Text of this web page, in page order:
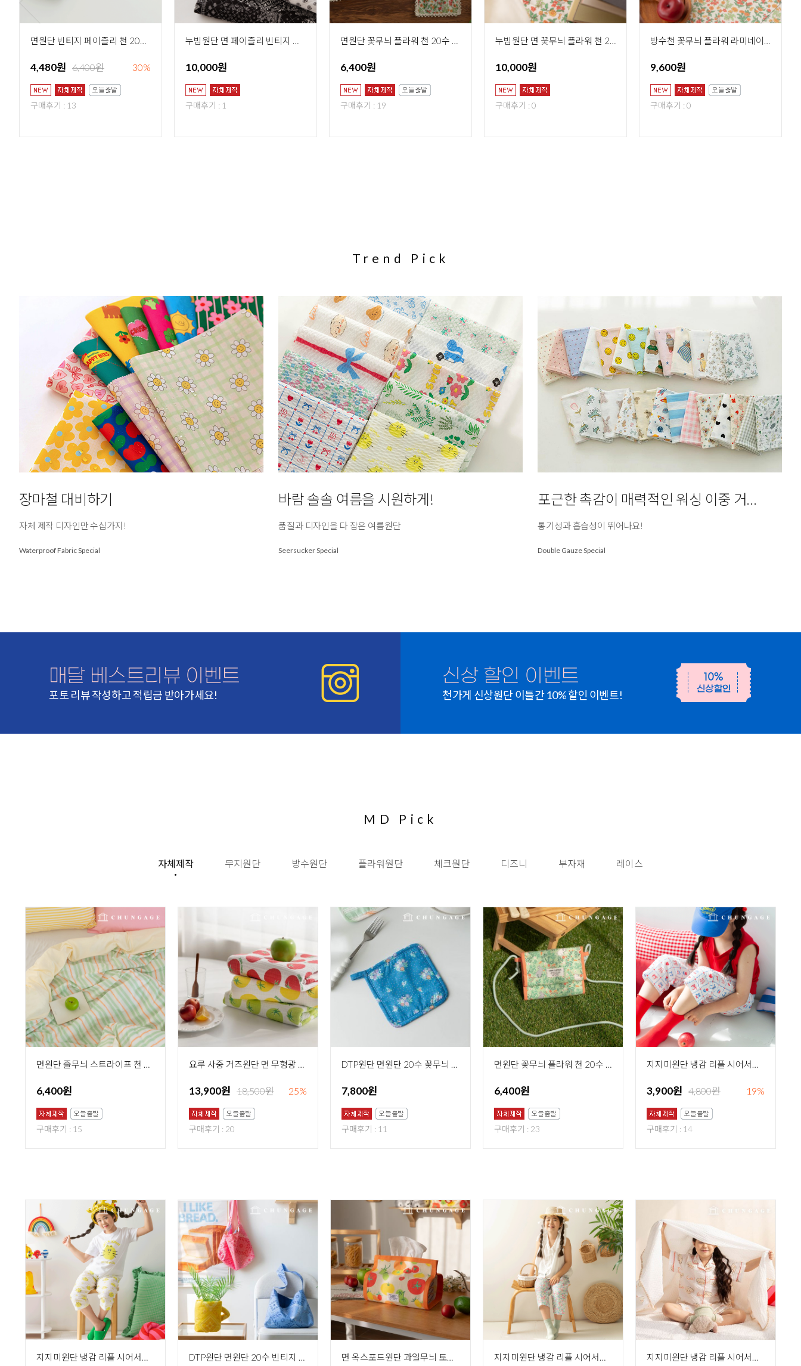
면원단 빈티지 페이즐리 천 20수 페이즐리 믹스 2종
4,480원 6,400원 30%
구매후기 : 13
누빔원단 면 페이즐리 빈티지 천 20수 페이즐리 믹스 2종
10,000원
구매후기 : 1
면원단 꽃무늬 플라워 천 20수 썬릿 가든 445
6,400원
구매후기 : 19
누빔원단 면 꽃무늬 플라워 천 20수 썬릿 가든
10,000원
구매후기 : 0
방수천 꽃무늬 플라워 라미네이트 방수원단 TPU 썬릿 가든
9,600원
구매후기 : 0
Trend Pick
장마철 대비하기
자체 제작 디자인만 수십가지!
Waterproof Fabric Special
바람 솔솔 여름을 시원하게!
품질과 디자인을 다 잡은 여름원단
Seersucker Special
포근한 촉감이 매력적인 워싱 이중 거즈
통기성과 흡습성이 뛰어나요!
Double Gauze Special
매달 베스트리뷰 이벤트
포토 리뷰 작성하고 적립금 받아가세요!
신상 할인 이벤트
천가게 신상원단 이틀간 10% 할인 이벤트!
MD Pick
자체제작 무지원단 방수원단 플라워원단 체크원단 디즈니 부자재 레이스
면원단 줄무늬 스트라이프 천 20수 그린티 스트라이프 444
6,400원
구매후기 : 15
요루 사중 거즈원단 면 무형광 바이오워싱 천 홈메이드 토마토 3종
13,900원 18,500원 25%
구매후기 : 20
DTP원단 면원단 20수 꽃무늬 플라워 천 도티부케 436
7,800원
구매후기 : 11
면원단 꽃무늬 플라워 천 20수 헬로래빗 434
6,400원
구매후기 : 23
지지미원단 냉감 리플 시어서커원단 대폭 꽃무늬 플라워 체리 천 키키 R-729
3,900원 4,800원 19%
구매후기 : 14
지지미원단 냉감 리플 시어서커원단 대폭 고양이 캐릭터 천 써니캣 R-730 DTP원단 면원단 20수 빈티지 페이즐리 천 페이젤 3종 면 옥스포드원단 과일무늬 토마토 천 토마토야 531 지지미원단 냉감 리플 시어서커원단 대폭 꽃무늬 플라워 천 플로아 R-728 지지미원단 냉감 리플 시어서커 여름 원단 대폭 강아지 천 크림푸들 R-722